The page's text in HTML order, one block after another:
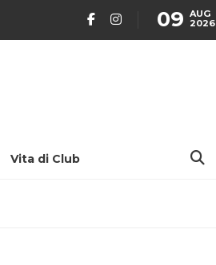
09 AUG
2026
Vita di Club